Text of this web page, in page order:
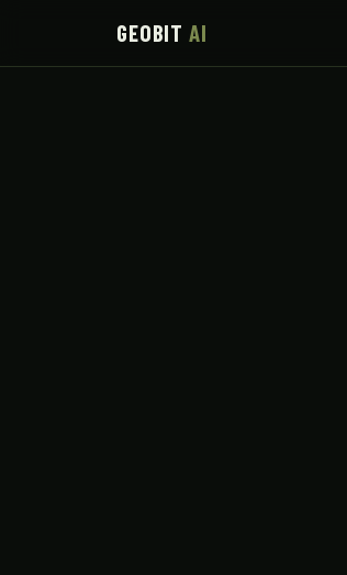
GEOBIT AI